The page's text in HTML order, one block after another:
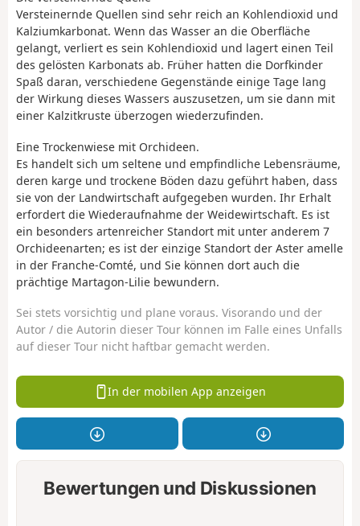
Versteinernde Quellen sind sehr reich an Kohlendioxid und
Kalziumkarbonat. Wenn das Wasser an die Oberfläche
gelangt, verliert es sein Kohlendioxid und lagert einen Teil
des gelösten Karbonats ab. Früher hatten die Dorfkinder
Spaß daran, verschiedene Gegenstände einige Tage lang
der Wirkung dieses Wassers auszusetzen, um sie dann mit
einer Kalzitkruste überzogen wiederzufinden.
Eine Trockenwiese mit Orchideen.
Es handelt sich um seltene und empfindliche Lebensräume,
deren karge und trockene Böden dazu geführt haben, dass
sie von der Landwirtschaft aufgegeben wurden. Ihr Erhalt
erfordert die Wiederaufnahme der Weidewirtschaft. Es ist
ein besonders artenreicher Standort mit unter anderem 7
Orchideenarten; es ist der einzige Standort der Aster amelle
in der Franche-Comté, und Sie können dort auch die
prächtige Martagon-Lilie bewundern.
Sei stets vorsichtig und plane voraus. Visorando und der
Autor / die Autorin dieser Tour können im Falle eines Unfalls
auf dieser Tour nicht haftbar gemacht werden.
In der mobilen App anzeigen
Bewertungen und Diskussionen